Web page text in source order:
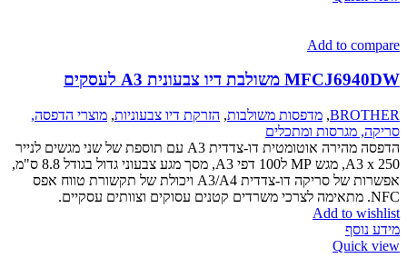
Add to compare
MFCJ6940DW משולבת דיו צבעונית A3 לעסקים
BROTHER
, מדפסות משולבות, הזרקת דיו צבעוניות, מוצרי הדפסה,
סריקה, מגרסות ומתכלים
הדפסה מהירה אוטומטית דו-צדדית A3 עם תוספת של שני מגשים לנייר
A3 x 250, מגש MP ל100 דפי A3, מסך מגע צבעוני גדול בגודל 8.8 ס"מ,
אפשרות של סריקה דו-צדדית A3/A4 ויכולת של תקשורת טווח אפס
NFC. מתאימה לצרכי משרדים קטנים עסוקים וצוותים עסקיים.
Add to wishlist
מידע נוסף
Quick view